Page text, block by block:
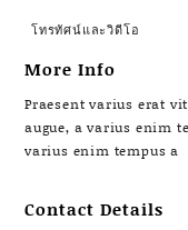
โทรทัศน์และวิดีโอ
More Info
Praesent varius erat
augue, a varius enim
varius enim tempus a
Contact Details